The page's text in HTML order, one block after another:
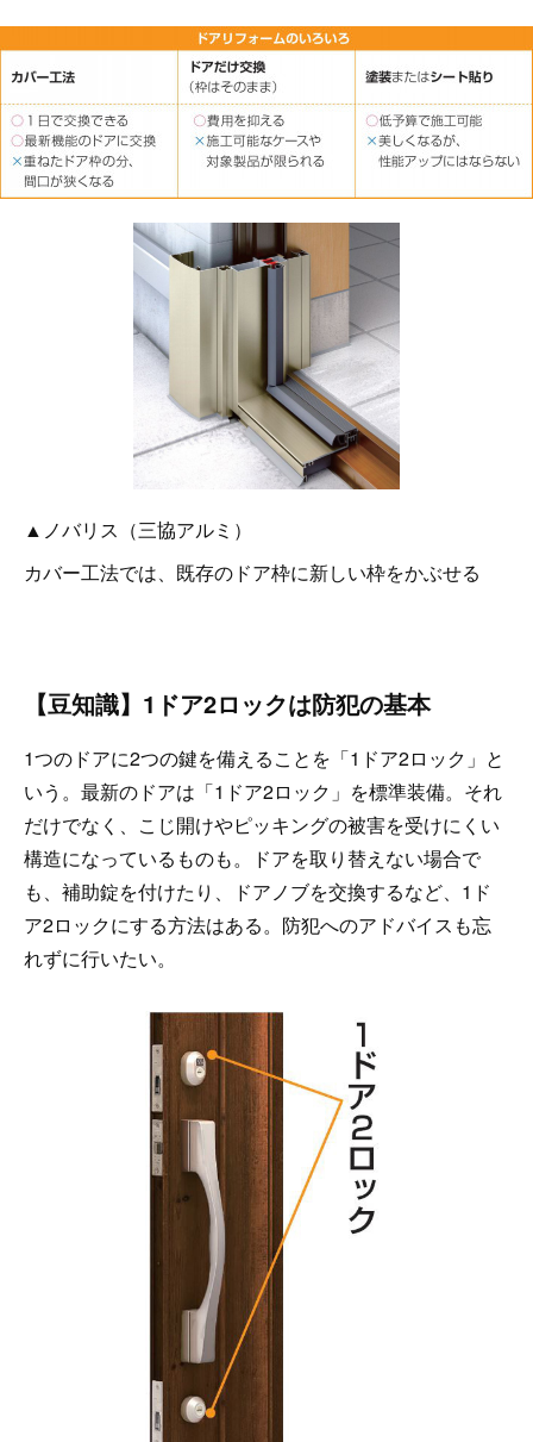
▲ノバリス（三協アルミ）
カバー工法では、既存のドア枠に新しい枠をかぶせる
【豆知識】1ドア2ロックは防犯の基本
1つのドアに2つの鍵を備えることを「1ドア2ロック」と
いう。最新のドアは「1ドア2ロック」を標準装備。それ
だけでなく、こじ開けやピッキングの被害を受けにくい
構造になっているものも。ドアを取り替えない場合で
も、補助錠を付けたり、ドアノブを交換するなど、1ド
ア2ロックにする方法はある。防犯へのアドバイスも忘
れずに行いたい。